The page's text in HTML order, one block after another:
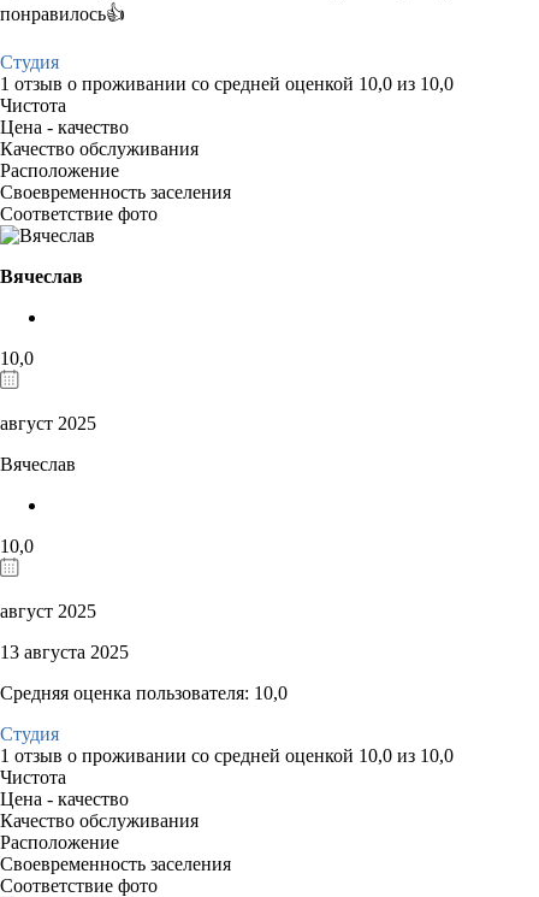
понравилось👍
Студия
1 отзыв о проживании со средней оценкой 10,0 из 10,0
Чистота
Цена - качество
Качество обслуживания
Расположение
Своевременность заселения
Соответствие фото
Вячеслав
10,0
август 2025
Вячеслав
10,0
август 2025
13 августа 2025
Средняя оценка пользователя: 10,0
Студия
1 отзыв о проживании со средней оценкой 10,0 из 10,0
Чистота
Цена - качество
Качество обслуживания
Расположение
Своевременность заселения
Соответствие фото